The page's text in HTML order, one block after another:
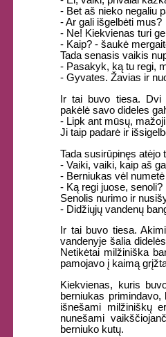
- Bet aš nieko negaliu
- Ar gali išgelbėti mus?
- Ne! Kiekvienas turi
- Kaip? - šaukė
Tada senasis vaikis
- Pasakyk, ką tu regi,
- Gyvates. Žavias ir
Ir tai buvo tiesa. Dvi
pakėlė savo dideles
- Lipk ant mūsų,
Ji taip padarė ir
Tada susirūpinęs
- Vaiki, vaiki, kaip aš
- Berniukas vėl
- Ką regi juose, senoli?
Senolis nurimo ir
- Didžiųjų vandenų
Ir tai buvo tiesa.
vandenyje šalia
Netikėtai milžiniška
pamojavo į kaimą
Kiekvienas, kuris
berniukas
išnešami milžiniškų
nunešami
berniuko kutų.